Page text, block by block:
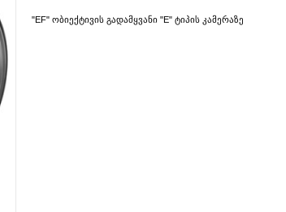
"EF" ობიექტივის გადამყვანი "E" ტიპის კამერაზე